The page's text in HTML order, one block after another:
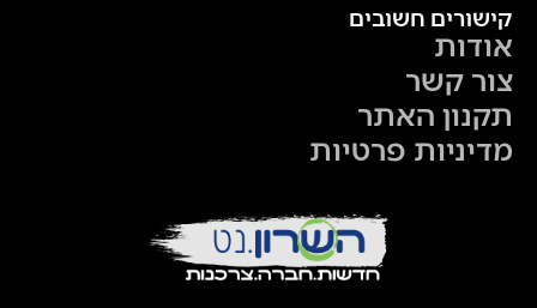
קישורים חשובים
אודות
צור קשר
תקנון האתר
מדיניות פרטיות